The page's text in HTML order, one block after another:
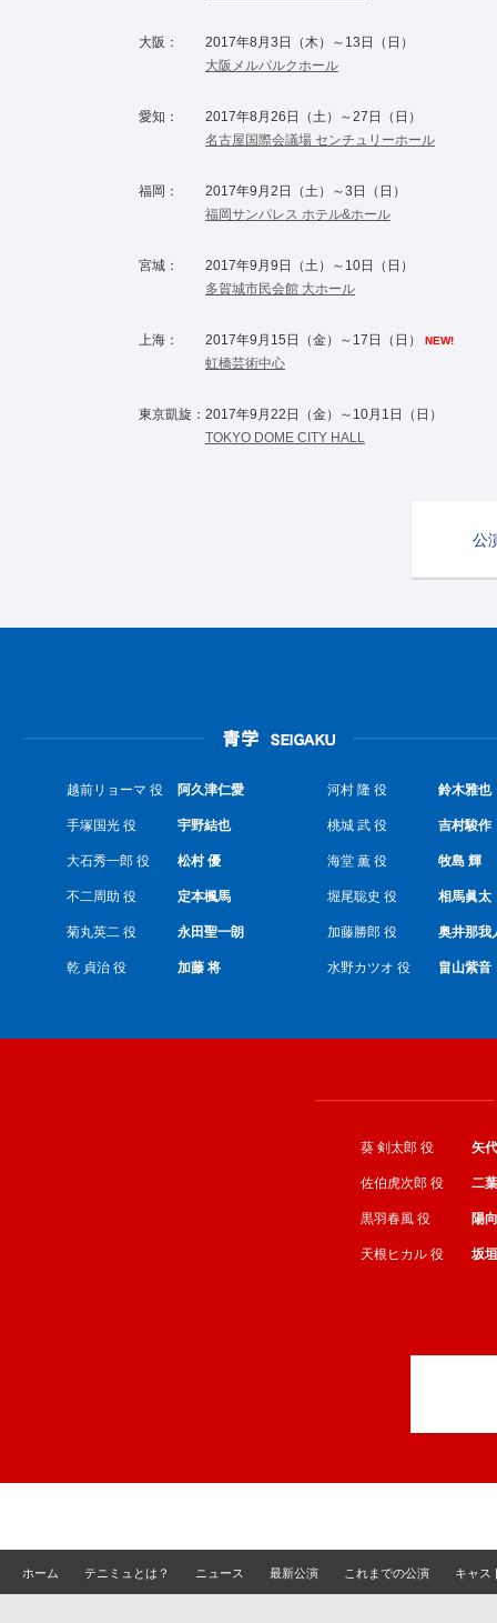
大阪：
2017年8月3日（木）～13日（日）
大阪メルパルクホール
愛知：
2017年8月26日（土）～27日（日）
名古屋国際会議場 センチュリーホール
福岡：
2017年9月2日（土）～3日（日）
福岡サンパレス ホテル&ホール
宮城：
2017年9月9日（土）～10日（日）
多賀城市民会館 大ホール
上海： 2017年9月15日（金）～17日（日） NEW!
虹橋芸術中心
東京凱旋： 2017年9月22日（金）～10月1日（日）
TOKYO DOME CITY HALL
公
越前リョーマ 役 阿久津仁愛
手塚国光 役 宇野結也
大石秀一郎 役 松村 優
不二周助 役 定本楓馬
菊丸英二 役 永田聖一朗
乾 貞治 役 加藤 将
河村 隆 役 鈴木雅也
桃城 武 役 吉村駿作
海堂 薫 役 牧島 輝
堀尾聡史 役 相馬眞太
加藤勝郎 役 奥井那我
水野カツオ 役 畠山紫音
葵 剣太郎 役 矢
佐伯虎次郎 役 二
黒羽春風 役 陽
天根ヒカル 役 坂
ホーム テニミュとは？ ニュース 最新公演 これまでの公演 キャス